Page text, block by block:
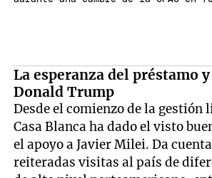
La esperanza del préstamo
Donald Trump
Desde el comienzo de la gestión
Casa Blanca ha dado el visto
el apoyo a Javier Milei. Da
reiteradas visitas al país de